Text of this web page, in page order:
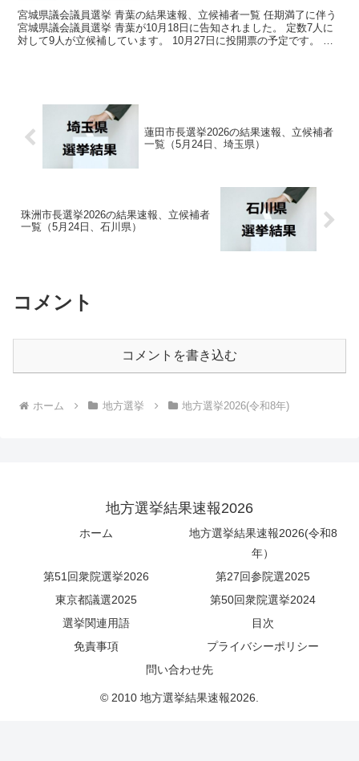
宮城県議会議員選挙 青葉の結果速報、立候補者一覧 任期満了に伴う
宮城県議会議員選挙 青葉が10月18日に告知されました。 定数7人に
対して9人が立候補しています。 10月27日に投開票の予定です。 今
蓮田市長選挙2026の結果速報、立候補者
一覧（5月24日、埼玉県）
珠洲市長選挙2026の結果速報、立候補者
一覧（5月24日、石川県）
コメント
コメントを書き込む
ホーム 地方選挙 地方選挙2026(令和8年)
地方選挙結果速報2026
ホーム
地方選挙結果速報2026(令和8
年）
第51回衆院選挙2026
第27回参院選2025
東京都議選2025
第50回衆院選挙2024
選挙関連用語
目次
免責事項
プライバシーポリシー
問い合わせ先
© 2010 地方選挙結果速報2026.